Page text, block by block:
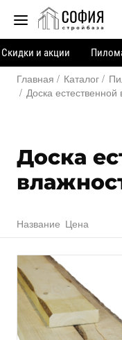
Скидки и акции
Главная Каталог
Доска естественной
Доска
Название Цена